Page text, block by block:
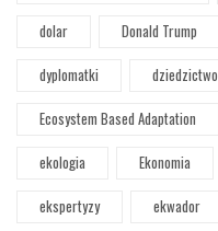
dolar
Donald Trump
dyplomatki
dziedzictwo
Ecosystem Based Adaptation
ekologia
Ekonomia
ekspertyzy
ekwador